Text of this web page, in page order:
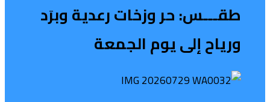
طقـــس: حر وزخات رعدية وبرَد
ورياح إلى يوم الجمعة